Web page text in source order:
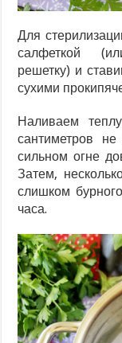
Для
салфеткой
решетку) и
сухими
Наливаем
сантиметров
сильном огне
Затем,
слишком
часа.